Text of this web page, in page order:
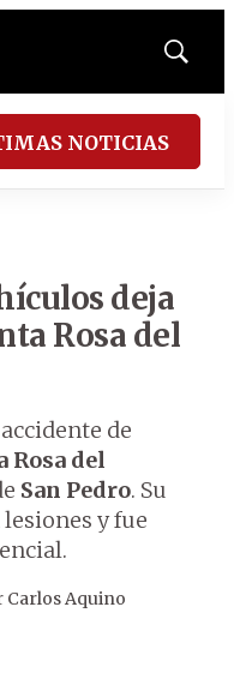
Mostrar
NOTICIAS
deja
Rosa del
de
Rosa del
San Pedro. Su
y fue
Carlos Aquino